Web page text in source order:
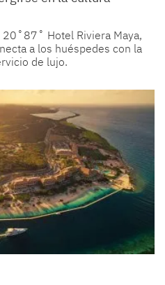
Hotel Riviera Maya,
a los huéspedes con la
de lujo.